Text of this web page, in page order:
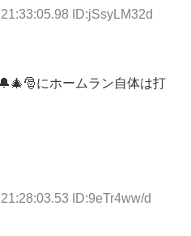
ID:jSsyLM32d
にホームラン自体は打
ID:9eTr4ww/d